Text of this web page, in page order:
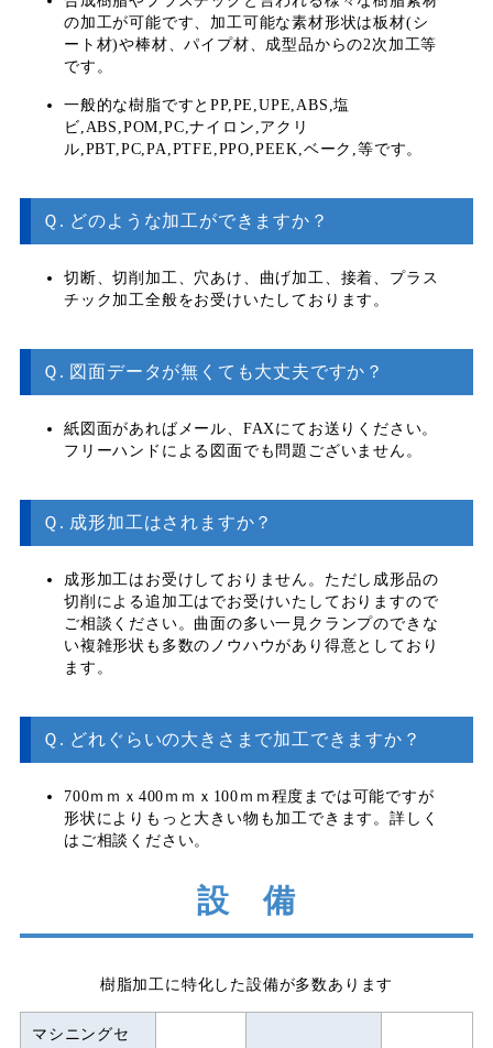
の加工が可能です、加工可能な素材形状は板材(シ
ート材)や棒材、パイプ材、成型品からの2次加工等
です。
一般的な樹脂ですとPP,PE,UPE,ABS,塩
ビ,ABS,POM,PC,ナイロン,アクリ
ル,PBT,PC,PA,PTFE,PPO,PEEK,ベーク,等です。
Ｑ. どのような加工ができますか？
切断、切削加工、穴あけ、曲げ加工、接着、プラス
チック加工全般をお受けいたしております。
Ｑ. 図面データが無くても大丈夫ですか？
紙図面があればメール、FAXにてお送りください。
フリーハンドによる図面でも問題ございません。
Ｑ. 成形加工はされますか？
成形加工はお受けしておりません。ただし成形品の
切削による追加工はでお受けいたしておりますので
ご相談ください。曲面の多い一見クランプのできな
い複雑形状も多数のノウハウがあり得意としており
ます。
Ｑ. どれぐらいの大きさまで加工できますか？
700ｍｍｘ400ｍｍｘ100ｍｍ程度までは可能ですが
形状によりもっと大きい物も加工できます。詳しく
はご相談ください。
設 備
樹脂加工に特化した設備が多数あります
マシニングセ